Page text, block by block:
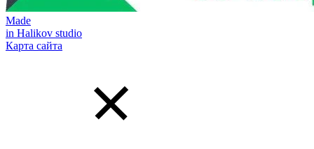
Made
in Halikov studio
Карта сайта